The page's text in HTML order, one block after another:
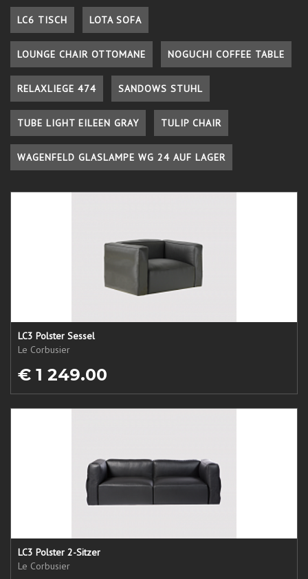
LC6 TISCH LOTA SOFA
LOUNGE CHAIR OTTOMANE NOGUCHI COFFEE TABLE
RELAXLIEGE 474 SANDOWS STUHL
TUBE LIGHT EILEEN GRAY TULIP CHAIR
WAGENFELD GLASLAMPE WG 24 AUF LAGER
LC3 Polster Sessel
Le Corbusier
€ 1 249.00
LC3 Polster 2-Sitzer
Le Corbusier